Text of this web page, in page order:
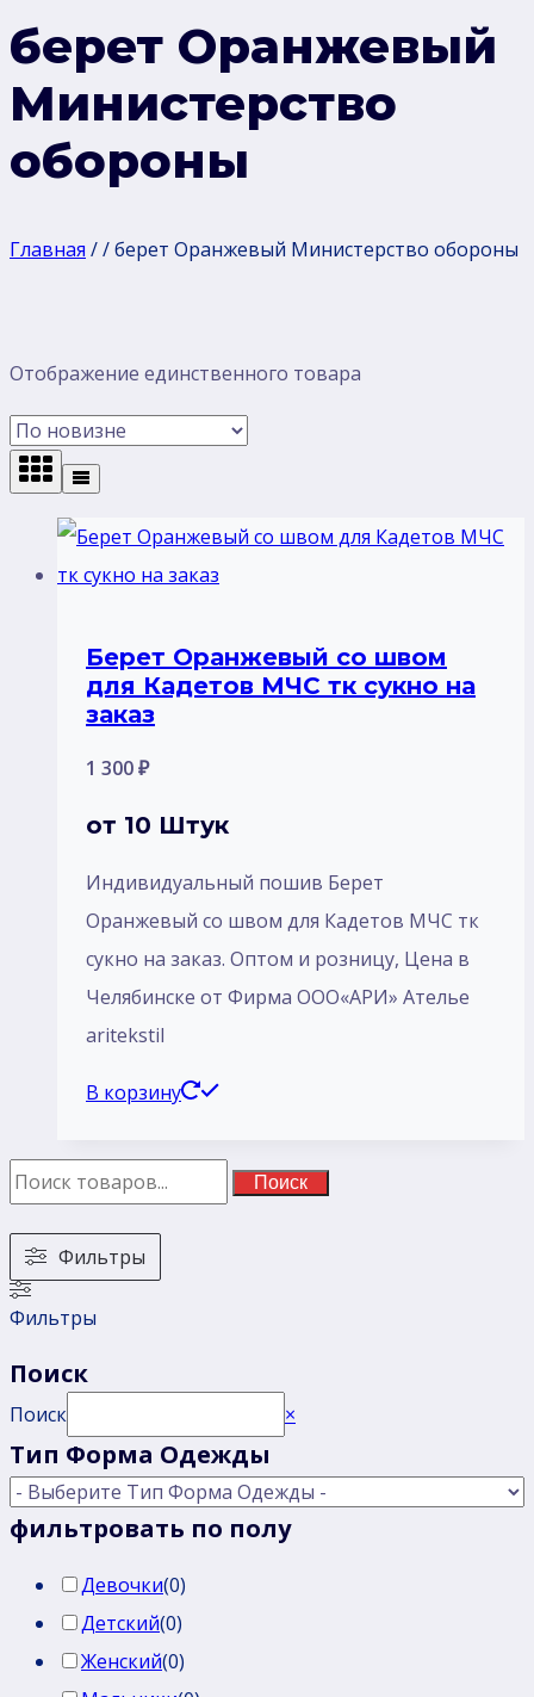
берет Оранжевый
Министерство
обороны
Главная //берет Оранжевый Министерство обороны
Отображение единственного товара
Берет Оранжевый со швом
для Кадетов МЧС тк сукно на
заказ
1 300₽
от 10 Штук
Индивидуальный пошив Берет
Оранжевый со швом для Кадетов МЧС тк
сукно на заказ. Оптом и розницу, Цена в
Челябинске от Фирма ООО«АРИ» Ателье
aritekstil
В корзину
Поиск
Фильтры
Фильтры
Поиск
Поиск ×
Тип Форма Одежды
фильтровать по полу
Девочки(0)
Детский(0)
Женский(0)